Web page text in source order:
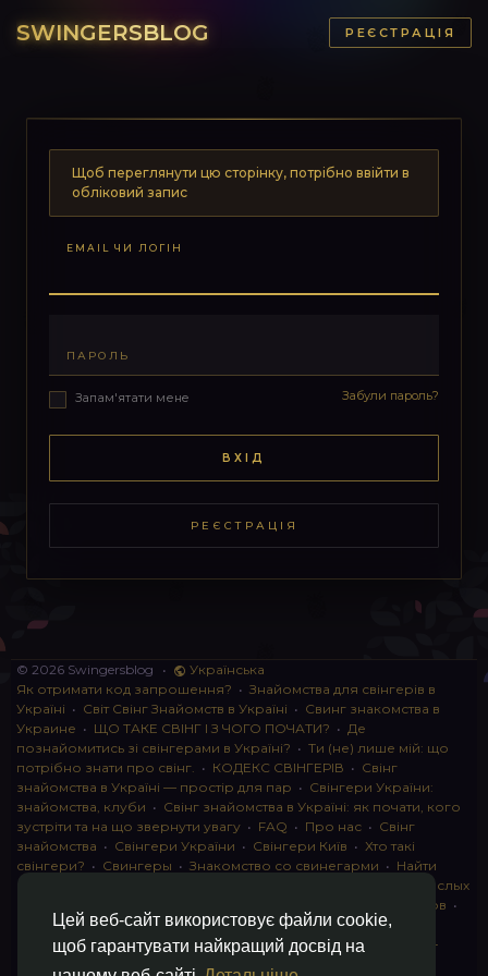
Цей веб-сайт використовує файли cookie,
щоб гарантувати найкращий досвід на
SWINGERSBLOG РЕЄСТРАЦІЯ
Щоб переглянути цю сторінку, потрібно ввійти в
обліковий запис
EMAIL ЧИ ЛОГІН
ПАРОЛЬ
Запам'ятати мене Забули пароль?
ВХІД
РЕЄСТРАЦІЯ
© 2026 Swingersblog •
Українська
Як отримати код запрошення? • Знайомства для свінгерів в
Україні • Світ Свінг Знайомств в Україні • Свинг знакомства в
Украине • ЩО ТАКЕ СВІНГ І З ЧОГО ПОЧАТИ? • Де
познайомитись зі свінгерами в Україні? • Ти (не) лише мій: що
потрібно знати про свінг. • КОДЕКС СВІНГЕРІВ • Свінг
знайомства в Україні — простір для пар • Свінгери України:
знайомства, клуби • Свінг знайомства в Україні: як почати, кого
зустріти та на що звернути увагу • FAQ • Про нас • Свінг
знайомства • Свінгери України • Свінгери Київ • Хто такі
свінгери? • Свингеры • Знакомство со свинегарми • Найти
instagram для взрослых
Клуб свингеров •
Конфіденційність• Правила• Партнерська програма
Свингеры •Свинг-пати•О свингерах откровенно
Свинг-
клуб: что это и как работает